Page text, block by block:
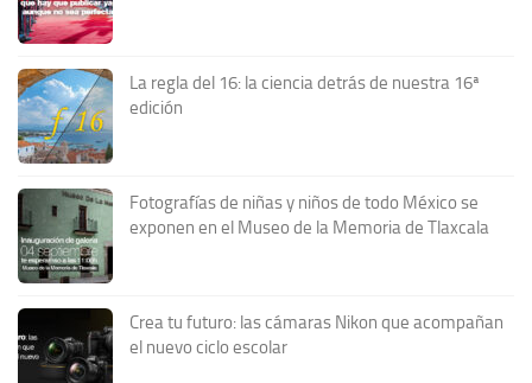
La regla del 16: la ciencia detrás de nuestra 16ª
edición
Fotografías de niñas y niños de todo México se
exponen en el Museo de la Memoria de Tlaxcala
Crea tu futuro: las cámaras Nikon que acompañan
el nuevo ciclo escolar